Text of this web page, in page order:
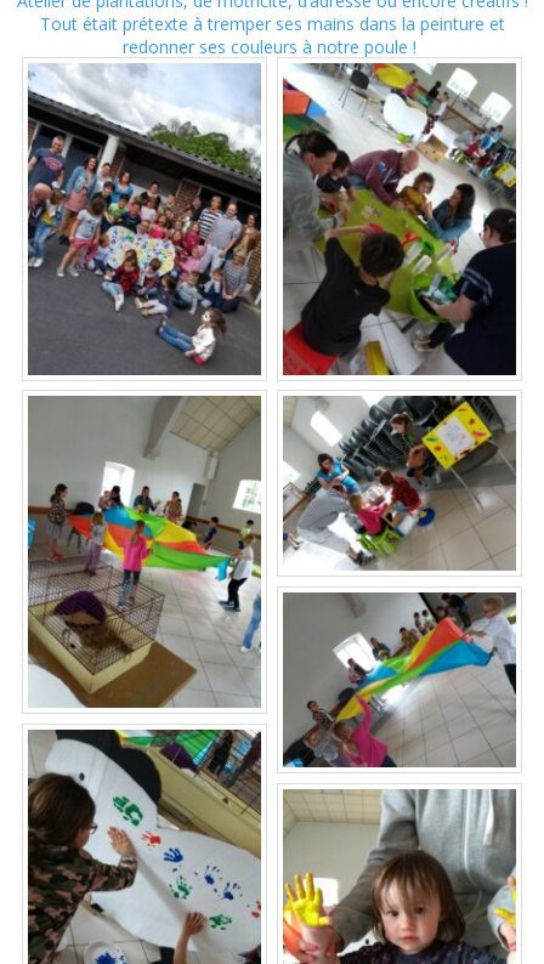
Tout était prétexte à tremper ses mains dans la peinture et
redonner ses couleurs à notre poule !